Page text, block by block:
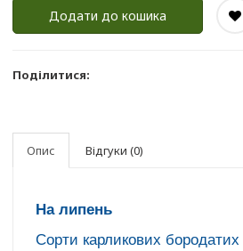
Додати до кошика
Поділитися:
Опис Відгуки (0)
На липень
Сорти карликових бородатих